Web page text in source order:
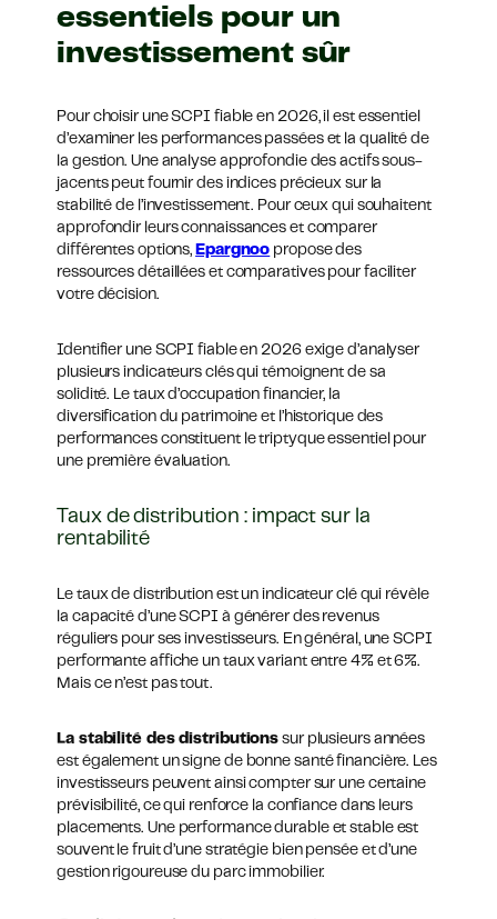
essentiels pour un
investissement sûr
Pour choisir une SCPI fiable en 2026, il est essentiel
d’examiner les performances passées et la qualité de
la gestion. Une analyse approfondie des actifs sous-
jacents peut fournir des indices précieux sur la
stabilité de l’investissement. Pour ceux qui souhaitent
approfondir leurs connaissances et comparer
différentes options, Epargnoo propose des
ressources détaillées et comparatives pour faciliter
votre décision.
Identifier une SCPI fiable en 2026 exige d’analyser
plusieurs indicateurs clés qui témoignent de sa
solidité. Le taux d’occupation financier, la
diversification du patrimoine et l’historique des
performances constituent le triptyque essentiel pour
une première évaluation.
Taux de distribution : impact sur la
rentabilité
Le taux de distribution est un indicateur clé qui révèle
la capacité d’une SCPI à générer des revenus
réguliers pour ses investisseurs. En général, une SCPI
performante affiche un taux variant entre 4% et 6%.
Mais ce n’est pas tout.
La stabilité des distributions sur plusieurs années
est également un signe de bonne santé financière. Les
investisseurs peuvent ainsi compter sur une certaine
prévisibilité, ce qui renforce la confiance dans leurs
placements. Une performance durable et stable est
souvent le fruit d’une stratégie bien pensée et d’une
gestion rigoureuse du parc immobilier.